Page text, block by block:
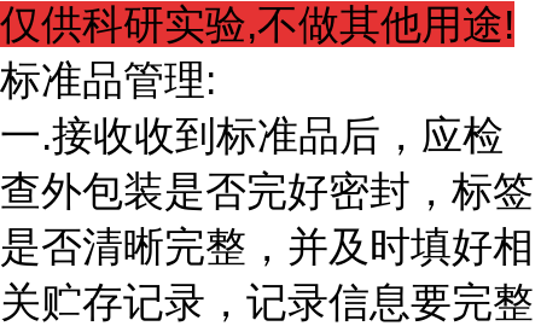
仅供科研实验,不做其他用途!
标准品管理:
一.接收收到标准品后，应检
查外包装是否完好密封，标签
是否清晰完整，并及时填好相
关贮存记录，记录信息要完整